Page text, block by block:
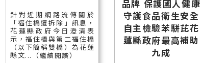
針對近期網路流傳關於
「福住橋遭拆除」訊息，
花蓮縣政府今日澄清表
示，福住橋與第二福住橋
（以下簡稱雙橋）為花蓮
縣文...（繼續閱讀）
品牌 保護國人健康
守護食品衛生安全
自主檢驗苯駢芘花
蓮縣政府最高補助
九成